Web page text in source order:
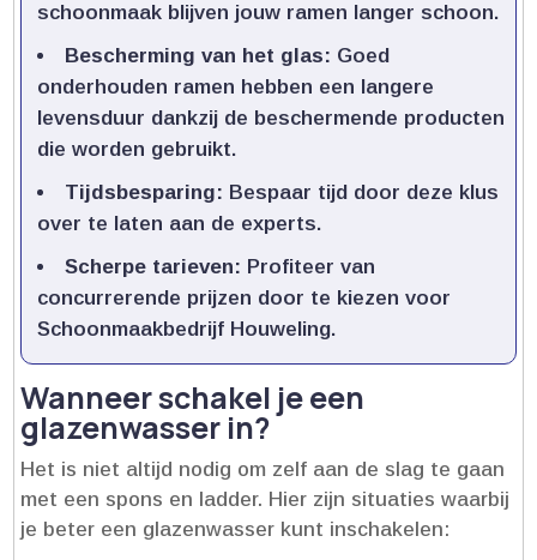
schoonmaak blijven jouw ramen langer schoon.​
Bescherming van het glas: Goed
onderhouden ramen hebben een langere
levensduur dankzij de beschermende producten
die worden gebruikt.​
Tijdsbesparing: Bespaar tijd door deze klus
over te laten aan de experts.​
Scherpe tarieven: Profiteer van
concurrerende prijzen door te kiezen voor
Schoonmaakbedrijf Houweling.​
Wanneer schakel je een
glazenwasser in?
Het is niet altijd nodig om zelf aan de slag te gaan
met een spons en ladder.​ Hier zijn situaties waarbij
je beter een glazenwasser kunt inschakelen: